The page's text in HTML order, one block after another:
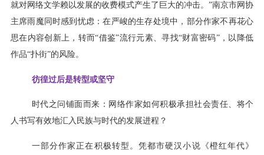
就对网络文学赖以发展的收费模式产生了巨大的冲击。”南京市网协
主席雨魔同时感到忧虑：在严峻的生存处境中，部分作家不再花心
思在内容创新上，转而“借鉴”流行元素、寻找“财富密码”，以降低
作品“扑街”的风险。
彷徨过后是转型或坚守
时代之问铺面而来：网络作家如何积极承担社会责任、将个
人书写有效地汇入民族与时代的发展进程？
一部分作家正在积极转型。凭都市硬汉小说《橙红年代》